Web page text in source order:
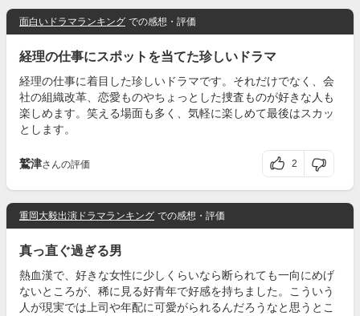
面白いドラマランキング での感想・評価
経理の仕事にスポットを当てた珍しいドラマ
経理の仕事に着目した珍しいドラマです。それだけでなく、会
社の組織改革、恋愛ものやちょっとした捜査ものが好きな人も
楽しめます。笑える場面も多く、気軽に楽しめて最後はスカッ
とします。
鷲津さんの評価 2
重岡大毅出演ドラマランキング での感想・評価
真っ直ぐ過ぎる男
熱血漢で、好きな女性に少しくらいなら断られても一向にめげ
ないところが、稀に見る好青年で好感を持ちました。こういう
人が現実では上司や年配に可愛がられるんだろうなと思うとこ